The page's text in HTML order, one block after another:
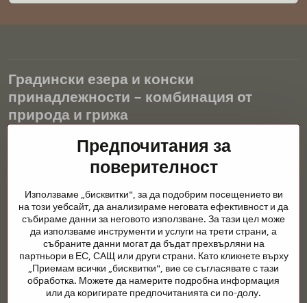
Градински езера и конски
принадлежности – комбинация от
природа и грижа
Градинските езера са красиво допълнение към всеки екстериор
и създават хармонична среда за релаксация и живот на водните
животни. Правилната технология, филтрацията и редовната
през цялата година. Също толкова важна е грижата за
животните, които са част от нашия живот.
Конете се нуждаят от висококачествени конски принадлежности,
правилно хранене и отговорни грижи, за да бъдат здрави, силни
и доволни. Независимо дали става въпрос за екипировка за
ездачи, развъдчици или любители на природата, целта е да се
създаде среда, която подкрепя естествения баланс,
Предпочитания за
поверителност
Използваме „бисквитки", за да подобрим посещението ви
на този уебсайт, да анализираме неговата ефективност и да
събираме данни за неговото използване. За тази цел може
да използваме инструменти и услуги на трети страни, а
събраните данни могат да бъдат прехвърляни на
партньори в ЕС, САЩ или други страни. Като кликнете върху
„Приемам всички „бисквитки", вие се съгласявате с тази
обработка. Можете да намерите подробна информация
или да коригирате предпочитанията си по-долу.